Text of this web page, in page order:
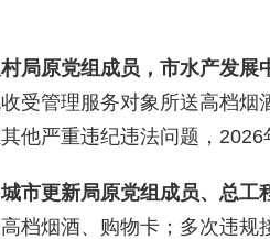
局原党组成员，市水产发
受管理服务对象所送高档
他严重违纪违法问题，
市更新局原党组成员、总
档烟酒、购物卡；多次违